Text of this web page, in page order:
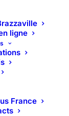
ligne
France